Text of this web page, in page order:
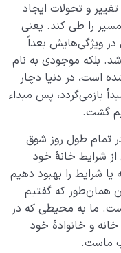
و تحولات ایجاد
را طی کند. یعنی
در ویژگی‌هایش بعداً
بلکه موجودی به نام
است، در دنیا دچار
بازمی‌گردد، پس مبداء
گشت.
تمام طول روز شوق
شرایط خانۀ خود
شرایط را بهبود دهیم
همان‌طور که گفتیم
ما به محیطی که در
و خانوادۀ خود
ماست.